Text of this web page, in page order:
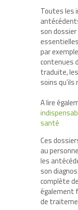
Toutes les
son
par
contenues
traduite,
soins
A lire
santé
Ces
au
les
son
complète
également
de